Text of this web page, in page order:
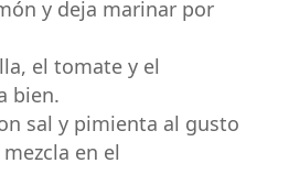
y deja marinar por
el tomate y el
bien.
sal y pimienta al gusto
en el